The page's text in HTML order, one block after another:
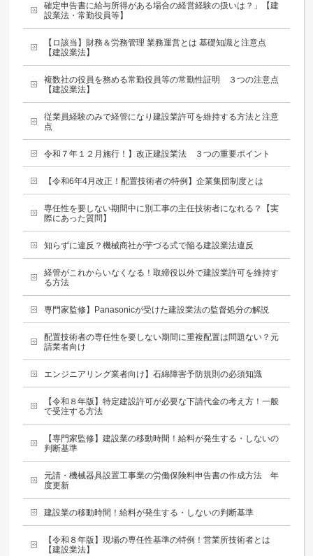
確定申告書に給与所得がある場合の経営経験の扱いは？」【建
設業法・常勤役員等】
【ロ該当】財務＆労務管理 業務運営とは 基礎知識と注意点
【建設業法】
複数社の役員を務める常勤役員等の常勤性証明 ３つの注意点
【建設業法】
従業員経験のみで経管になり建設業許可を維持する方法と注意
点
令和７年１２月施行！】改正建設業法 ３つの重要ポイント
【令和6年4月改正！配置技術者の特例】企業集団制度とは
専任性を要しない期間中に別工事の主任技術者になれる？【実
際にあった質問】
知らずに違反？機械商社が芋づる式で陥る建設業法違反
経管がこれからいなくなる！取締役以外で建設業許可を維持す
る方法
専門家監修】Panasonicが受けた建設業法の監督処分の解説
配置技術者の専任性を要しない期間に重複配置は問題ない？元
請業者向け
エンジニアリング業者向け】石綿障害予防規則の必須知識
【令和８年版】特定建設許可が必要な下請代金の考え方！一般
で受注する方法
【専門家監修】建設業の移動時間！給料が発生する・しないの
判断基準
元請・機械器具設置工事業の労働保険料申告書の作成方法 年
度更新
建設業の移動時間！給料が発生する・しないの判断基準
【令和８年版】現場の専任性基準の特例！営業所技術者とは
【建設業法】